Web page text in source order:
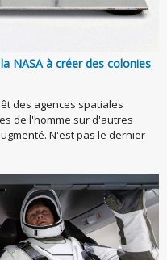
NASA à créer des colonies
des agences spatiales
de l'homme sur d'autres
N'est pas le dernier